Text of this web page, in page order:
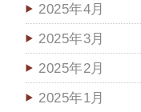
2025年4月
2025年3月
2025年2月
2025年1月